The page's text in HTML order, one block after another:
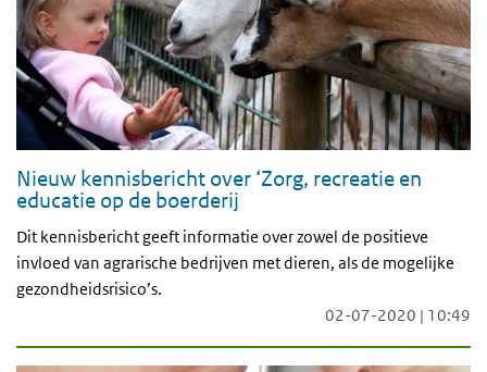
Nieuw kennisbericht over ‘Zorg, recreatie en
educatie op de boerderij
Dit kennisbericht geeft informatie over zowel de positieve
invloed van agrarische bedrijven met dieren, als de mogelijke
gezondheidsrisico’s.
02-07-2020 | 10:49